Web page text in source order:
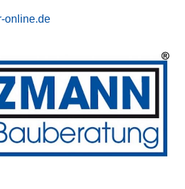
online.de